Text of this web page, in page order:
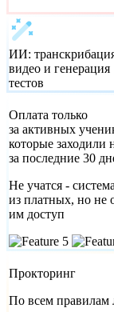
ИИ:
видео и генерация
тестов
Оплата только
за активных
которые заходили
за последние 30
Не учатся -
из платных, но не
им доступ
Прокторинг
По всем правилам